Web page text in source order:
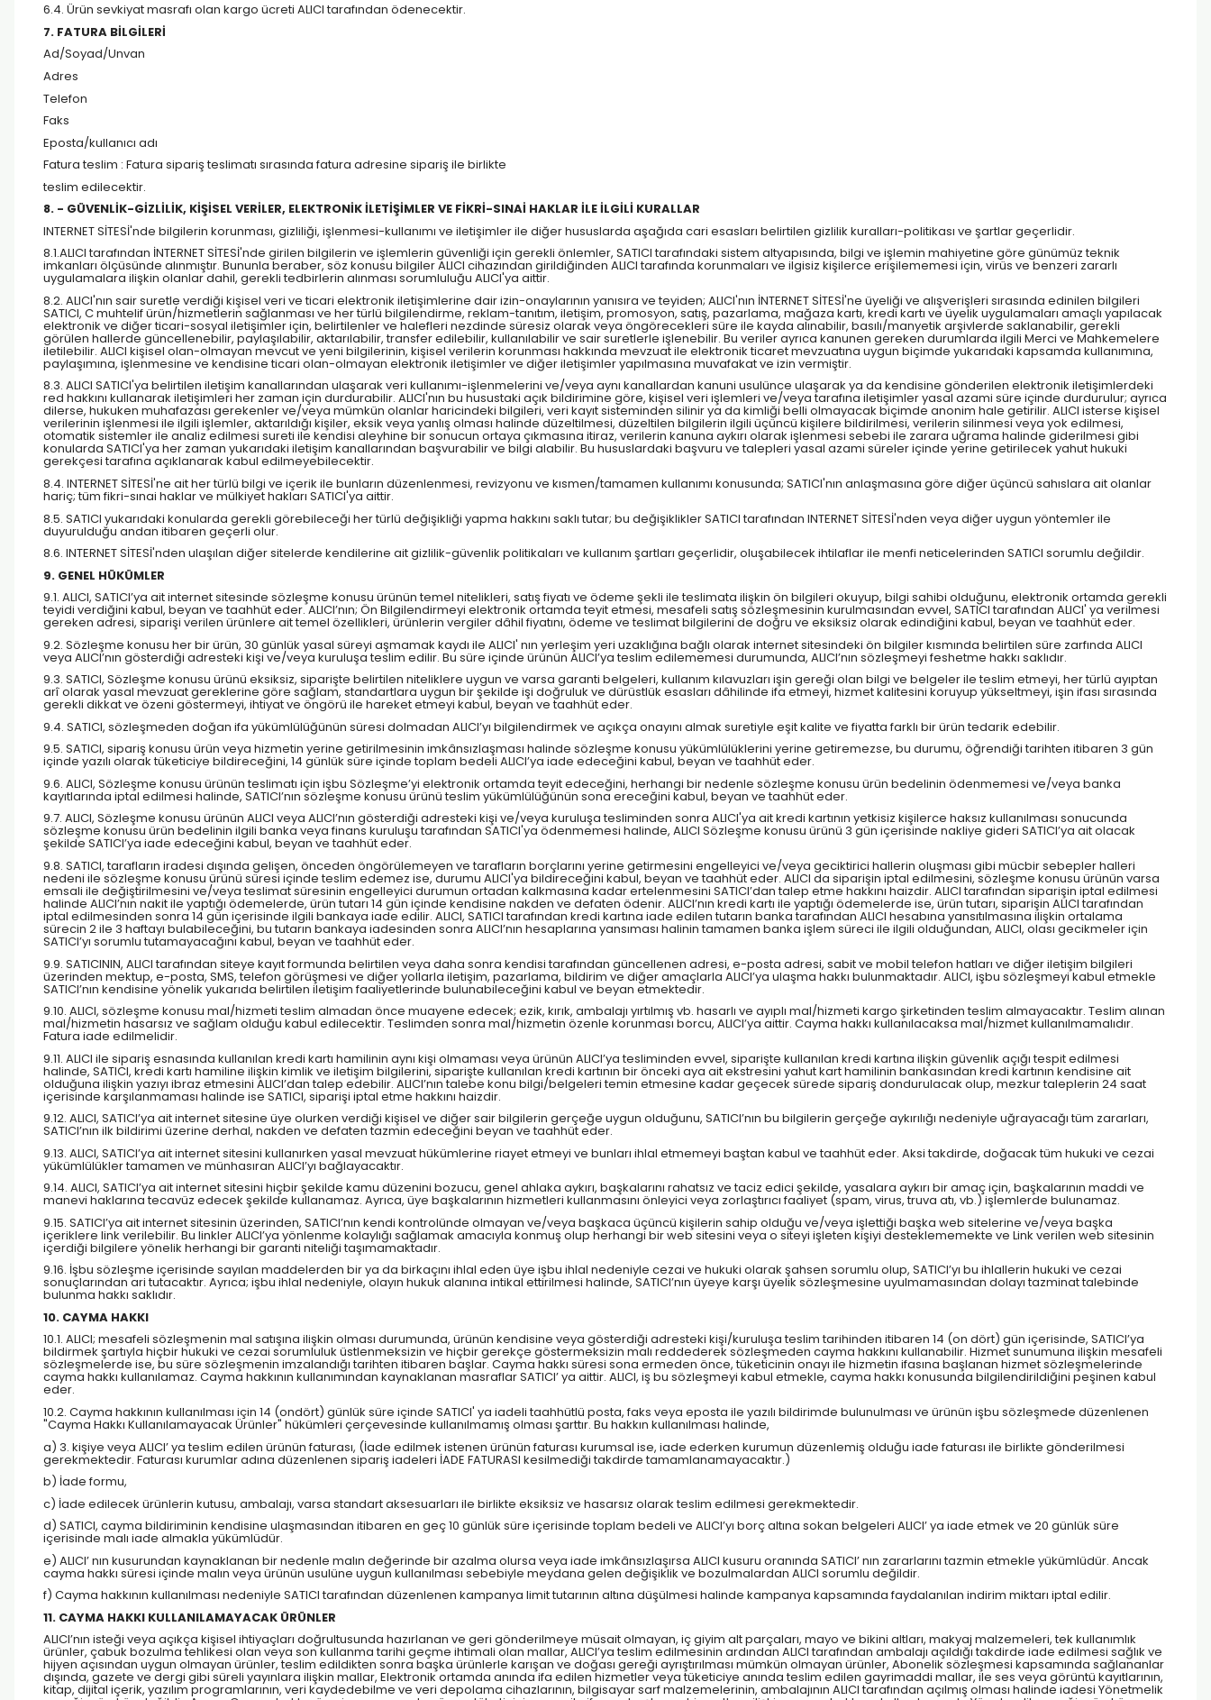
6.4. Ürün sevkiyat masrafı olan kargo ücreti ALICI tarafından ödenecektir.
7. FATURA BİLGİLERİ
Ad/Soyad/Unvan
Adres
Telefon
Faks
Eposta/kullanıcı adı
Fatura teslim : Fatura sipariş teslimatı sırasında fatura adresine sipariş ile birlikte
teslim edilecektir.
8. - GÜVENLİK-GİZLİLİK, KİŞİSEL VERİLER, ELEKTRONİK İLETİŞİMLER VE FİKRİ-SINAİ HAKLAR İLE İLGİLİ KURALLAR
INTERNET SİTESİ'nde bilgilerin korunması, gizliliği, işlenmesi-kullanımı ve iletişimler ile diğer hususlarda aşağıda cari esasları belirtilen gizlilik kuralları-politikası ve şartlar geçerlidir.
8.1.ALICI tarafından İNTERNET SİTESİ'nde girilen bilgilerin ve işlemlerin güvenliği için gerekli önlemler, SATICI tarafındaki sistem altyapısında, bilgi ve işlemin mahiyetine göre günümüz teknik
imkanları ölçüsünde alınmıştır. Bununla beraber, söz konusu bilgiler ALICI cihazından girildiğinden ALICI tarafında korunmaları ve ilgisiz kişilerce erişilememesi için, virüs ve benzeri zararlı
uygulamalara ilişkin olanlar dahil, gerekli tedbirlerin alınması sorumluluğu ALICI'ya aittir.
8.2. ALICI'nın sair suretle verdiği kişisel veri ve ticari elektronik iletişimlerine dair izin-onaylarının yanısıra ve teyiden; ALICI'nın İNTERNET SİTESİ'ne üyeliği ve alışverişleri sırasında edinilen bilgileri
SATICI, C muhtelif ürün/hizmetlerin sağlanması ve her türlü bilgilendirme, reklam-tanıtım, iletişim, promosyon, satış, pazarlama, mağaza kartı, kredi kartı ve üyelik uygulamaları amaçlı yapılacak
elektronik ve diğer ticari-sosyal iletişimler için, belirtilenler ve halefleri nezdinde süresiz olarak veya öngörecekleri süre ile kayda alınabilir, basılı/manyetik arşivlerde saklanabilir, gerekli
görülen hallerde güncellenebilir, paylaşılabilir, aktarılabilir, transfer edilebilir, kullanılabilir ve sair suretlerle işlenebilir. Bu veriler ayrıca kanunen gereken durumlarda ilgili Merci ve Mahkemelere
iletilebilir. ALICI kişisel olan-olmayan mevcut ve yeni bilgilerinin, kişisel verilerin korunması hakkında mevzuat ile elektronik ticaret mevzuatına uygun biçimde yukarıdaki kapsamda kullanımına,
paylaşımına, işlenmesine ve kendisine ticari olan-olmayan elektronik iletişimler ve diğer iletişimler yapılmasına muvafakat ve izin vermiştir.
8.3. ALICI SATICI'ya belirtilen iletişim kanallarından ulaşarak veri kullanımı-işlenmelerini ve/veya aynı kanallardan kanuni usulünce ulaşarak ya da kendisine gönderilen elektronik iletişimlerdeki
red hakkını kullanarak iletişimleri her zaman için durdurabilir. ALICI'nın bu husustaki açık bildirimine göre, kişisel veri işlemleri ve/veya tarafına iletişimler yasal azami süre içinde durdurulur; ayrıca
dilerse, hukuken muhafazası gerekenler ve/veya mümkün olanlar haricindeki bilgileri, veri kayıt sisteminden silinir ya da kimliği belli olmayacak biçimde anonim hale getirilir. ALICI isterse kişisel
verilerinin işlenmesi ile ilgili işlemler, aktarıldığı kişiler, eksik veya yanlış olması halinde düzeltilmesi, düzeltilen bilgilerin ilgili üçüncü kişilere bildirilmesi, verilerin silinmesi veya yok edilmesi,
otomatik sistemler ile analiz edilmesi sureti ile kendisi aleyhine bir sonucun ortaya çıkmasına itiraz, verilerin kanuna aykırı olarak işlenmesi sebebi ile zarara uğrama halinde giderilmesi gibi
konularda SATICI'ya her zaman yukarıdaki iletişim kanallarından başvurabilir ve bilgi alabilir. Bu hususlardaki başvuru ve talepleri yasal azami süreler içinde yerine getirilecek yahut hukuki
gerekçesi tarafına açıklanarak kabul edilmeyebilecektir.
8.4. INTERNET SİTESİ'ne ait her türlü bilgi ve içerik ile bunların düzenlenmesi, revizyonu ve kısmen/tamamen kullanımı konusunda; SATICI'nın anlaşmasına göre diğer üçüncü sahıslara ait olanlar
hariç; tüm fikri-sınai haklar ve mülkiyet hakları SATICI'ya aittir.
8.5. SATICI yukarıdaki konularda gerekli görebileceği her türlü değişikliği yapma hakkını saklı tutar; bu değişiklikler SATICI tarafından INTERNET SİTESİ'nden veya diğer uygun yöntemler ile
duyurulduğu andan itibaren geçerli olur.
8.6. INTERNET SİTESİ'nden ulaşılan diğer sitelerde kendilerine ait gizlilik-güvenlik politikaları ve kullanım şartları geçerlidir, oluşabilecek ihtilaflar ile menfi neticelerinden SATICI sorumlu değildir.
9. GENEL HÜKÜMLER
9.1. ALICI, SATICI’ya ait internet sitesinde sözleşme konusu ürünün temel nitelikleri, satış fiyatı ve ödeme şekli ile teslimata ilişkin ön bilgileri okuyup, bilgi sahibi olduğunu, elektronik ortamda gerekli
teyidi verdiğini kabul, beyan ve taahhüt eder. ALICI’nın; Ön Bilgilendirmeyi elektronik ortamda teyit etmesi, mesafeli satış sözleşmesinin kurulmasından evvel, SATICI tarafından ALICI' ya verilmesi
gereken adresi, siparişi verilen ürünlere ait temel özellikleri, ürünlerin vergiler dâhil fiyatını, ödeme ve teslimat bilgilerini de doğru ve eksiksiz olarak edindiğini kabul, beyan ve taahhüt eder.
9.2. Sözleşme konusu her bir ürün, 30 günlük yasal süreyi aşmamak kaydı ile ALICI' nın yerleşim yeri uzaklığına bağlı olarak internet sitesindeki ön bilgiler kısmında belirtilen süre zarfında ALICI
veya ALICI’nın gösterdiği adresteki kişi ve/veya kuruluşa teslim edilir. Bu süre içinde ürünün ALICI’ya teslim edilememesi durumunda, ALICI’nın sözleşmeyi feshetme hakkı saklıdır.
9.3. SATICI, Sözleşme konusu ürünü eksiksiz, siparişte belirtilen niteliklere uygun ve varsa garanti belgeleri, kullanım kılavuzları işin gereği olan bilgi ve belgeler ile teslim etmeyi, her türlü ayıptan
arî olarak yasal mevzuat gereklerine göre sağlam, standartlara uygun bir şekilde işi doğruluk ve dürüstlük esasları dâhilinde ifa etmeyi, hizmet kalitesini koruyup yükseltmeyi, işin ifası sırasında
gerekli dikkat ve özeni göstermeyi, ihtiyat ve öngörü ile hareket etmeyi kabul, beyan ve taahhüt eder.
9.4. SATICI, sözleşmeden doğan ifa yükümlülüğünün süresi dolmadan ALICI’yı bilgilendirmek ve açıkça onayını almak suretiyle eşit kalite ve fiyatta farklı bir ürün tedarik edebilir.
9.5. SATICI, sipariş konusu ürün veya hizmetin yerine getirilmesinin imkânsızlaşması halinde sözleşme konusu yükümlülüklerini yerine getiremezse, bu durumu, öğrendiği tarihten itibaren 3 gün
içinde yazılı olarak tüketiciye bildireceğini, 14 günlük süre içinde toplam bedeli ALICI’ya iade edeceğini kabul, beyan ve taahhüt eder.
9.6. ALICI, Sözleşme konusu ürünün teslimatı için işbu Sözleşme’yi elektronik ortamda teyit edeceğini, herhangi bir nedenle sözleşme konusu ürün bedelinin ödenmemesi ve/veya banka
kayıtlarında iptal edilmesi halinde, SATICI’nın sözleşme konusu ürünü teslim yükümlülüğünün sona ereceğini kabul, beyan ve taahhüt eder.
9.7. ALICI, Sözleşme konusu ürünün ALICI veya ALICI’nın gösterdiği adresteki kişi ve/veya kuruluşa tesliminden sonra ALICI'ya ait kredi kartının yetkisiz kişilerce haksız kullanılması sonucunda
sözleşme konusu ürün bedelinin ilgili banka veya finans kuruluşu tarafından SATICI'ya ödenmemesi halinde, ALICI Sözleşme konusu ürünü 3 gün içerisinde nakliye gideri SATICI’ya ait olacak
şekilde SATICI’ya iade edeceğini kabul, beyan ve taahhüt eder.
9.8. SATICI, tarafların iradesi dışında gelişen, önceden öngörülemeyen ve tarafların borçlarını yerine getirmesini engelleyici ve/veya geciktirici hallerin oluşması gibi mücbir sebepler halleri
nedeni ile sözleşme konusu ürünü süresi içinde teslim edemez ise, durumu ALICI'ya bildireceğini kabul, beyan ve taahhüt eder. ALICI da siparişin iptal edilmesini, sözleşme konusu ürünün varsa
emsali ile değiştirilmesini ve/veya teslimat süresinin engelleyici durumun ortadan kalkmasına kadar ertelenmesini SATICI’dan talep etme hakkını haizdir. ALICI tarafından siparişin iptal edilmesi
halinde ALICI’nın nakit ile yaptığı ödemelerde, ürün tutarı 14 gün içinde kendisine nakden ve defaten ödenir. ALICI’nın kredi kartı ile yaptığı ödemelerde ise, ürün tutarı, siparişin ALICI tarafından
iptal edilmesinden sonra 14 gün içerisinde ilgili bankaya iade edilir. ALICI, SATICI tarafından kredi kartına iade edilen tutarın banka tarafından ALICI hesabına yansıtılmasına ilişkin ortalama
sürecin 2 ile 3 haftayı bulabileceğini, bu tutarın bankaya iadesinden sonra ALICI’nın hesaplarına yansıması halinin tamamen banka işlem süreci ile ilgili olduğundan, ALICI, olası gecikmeler için
SATICI’yı sorumlu tutamayacağını kabul, beyan ve taahhüt eder.
9.9. SATICININ, ALICI tarafından siteye kayıt formunda belirtilen veya daha sonra kendisi tarafından güncellenen adresi, e-posta adresi, sabit ve mobil telefon hatları ve diğer iletişim bilgileri
üzerinden mektup, e-posta, SMS, telefon görüşmesi ve diğer yollarla iletişim, pazarlama, bildirim ve diğer amaçlarla ALICI’ya ulaşma hakkı bulunmaktadır. ALICI, işbu sözleşmeyi kabul etmekle
SATICI’nın kendisine yönelik yukarıda belirtilen iletişim faaliyetlerinde bulunabileceğini kabul ve beyan etmektedir.
9.10. ALICI, sözleşme konusu mal/hizmeti teslim almadan önce muayene edecek; ezik, kırık, ambalajı yırtılmış vb. hasarlı ve ayıplı mal/hizmeti kargo şirketinden teslim almayacaktır. Teslim alınan
mal/hizmetin hasarsız ve sağlam olduğu kabul edilecektir. Teslimden sonra mal/hizmetin özenle korunması borcu, ALICI’ya aittir. Cayma hakkı kullanılacaksa mal/hizmet kullanılmamalıdır.
Fatura iade edilmelidir.
9.11. ALICI ile sipariş esnasında kullanılan kredi kartı hamilinin aynı kişi olmaması veya ürünün ALICI’ya tesliminden evvel, siparişte kullanılan kredi kartına ilişkin güvenlik açığı tespit edilmesi
halinde, SATICI, kredi kartı hamiline ilişkin kimlik ve iletişim bilgilerini, siparişte kullanılan kredi kartının bir önceki aya ait ekstresini yahut kart hamilinin bankasından kredi kartının kendisine ait
olduğuna ilişkin yazıyı ibraz etmesini ALICI’dan talep edebilir. ALICI’nın talebe konu bilgi/belgeleri temin etmesine kadar geçecek sürede sipariş dondurulacak olup, mezkur taleplerin 24 saat
içerisinde karşılanmaması halinde ise SATICI, siparişi iptal etme hakkını haizdir.
9.12. ALICI, SATICI’ya ait internet sitesine üye olurken verdiği kişisel ve diğer sair bilgilerin gerçeğe uygun olduğunu, SATICI’nın bu bilgilerin gerçeğe aykırılığı nedeniyle uğrayacağı tüm zararları,
SATICI’nın ilk bildirimi üzerine derhal, nakden ve defaten tazmin edeceğini beyan ve taahhüt eder.
9.13. ALICI, SATICI’ya ait internet sitesini kullanırken yasal mevzuat hükümlerine riayet etmeyi ve bunları ihlal etmemeyi baştan kabul ve taahhüt eder. Aksi takdirde, doğacak tüm hukuki ve cezai
yükümlülükler tamamen ve münhasıran ALICI’yı bağlayacaktır.
9.14. ALICI, SATICI’ya ait internet sitesini hiçbir şekilde kamu düzenini bozucu, genel ahlaka aykırı, başkalarını rahatsız ve taciz edici şekilde, yasalara aykırı bir amaç için, başkalarının maddi ve
manevi haklarına tecavüz edecek şekilde kullanamaz. Ayrıca, üye başkalarının hizmetleri kullanmasını önleyici veya zorlaştırıcı faaliyet (spam, virus, truva atı, vb.) işlemlerde bulunamaz.
9.15. SATICI’ya ait internet sitesinin üzerinden, SATICI’nın kendi kontrolünde olmayan ve/veya başkaca üçüncü kişilerin sahip olduğu ve/veya işlettiği başka web sitelerine ve/veya başka
içeriklere link verilebilir. Bu linkler ALICI’ya yönlenme kolaylığı sağlamak amacıyla konmuş olup herhangi bir web sitesini veya o siteyi işleten kişiyi desteklememekte ve Link verilen web sitesinin
içerdiği bilgilere yönelik herhangi bir garanti niteliği taşımamaktadır.
9.16. İşbu sözleşme içerisinde sayılan maddelerden bir ya da birkaçını ihlal eden üye işbu ihlal nedeniyle cezai ve hukuki olarak şahsen sorumlu olup, SATICI’yı bu ihlallerin hukuki ve cezai
sonuçlarından ari tutacaktır. Ayrıca; işbu ihlal nedeniyle, olayın hukuk alanına intikal ettirilmesi halinde, SATICI’nın üyeye karşı üyelik sözleşmesine uyulmamasından dolayı tazminat talebinde
bulunma hakkı saklıdır.
10. CAYMA HAKKI
10.1. ALICI; mesafeli sözleşmenin mal satışına ilişkin olması durumunda, ürünün kendisine veya gösterdiği adresteki kişi/kuruluşa teslim tarihinden itibaren 14 (on dört) gün içerisinde, SATICI’ya
bildirmek şartıyla hiçbir hukuki ve cezai sorumluluk üstlenmeksizin ve hiçbir gerekçe göstermeksizin malı reddederek sözleşmeden cayma hakkını kullanabilir. Hizmet sunumuna ilişkin mesafeli
sözleşmelerde ise, bu süre sözleşmenin imzalandığı tarihten itibaren başlar. Cayma hakkı süresi sona ermeden önce, tüketicinin onayı ile hizmetin ifasına başlanan hizmet sözleşmelerinde
cayma hakkı kullanılamaz. Cayma hakkının kullanımından kaynaklanan masraflar SATICI’ ya aittir. ALICI, iş bu sözleşmeyi kabul etmekle, cayma hakkı konusunda bilgilendirildiğini peşinen kabul
eder.
10.2. Cayma hakkının kullanılması için 14 (ondört) günlük süre içinde SATICI' ya iadeli taahhütlü posta, faks veya eposta ile yazılı bildirimde bulunulması ve ürünün işbu sözleşmede düzenlenen
"Cayma Hakkı Kullanılamayacak Ürünler" hükümleri çerçevesinde kullanılmamış olması şarttır. Bu hakkın kullanılması halinde,
a) 3. kişiye veya ALICI’ ya teslim edilen ürünün faturası, (İade edilmek istenen ürünün faturası kurumsal ise, iade ederken kurumun düzenlemiş olduğu iade faturası ile birlikte gönderilmesi
gerekmektedir. Faturası kurumlar adına düzenlenen sipariş iadeleri İADE FATURASI kesilmediği takdirde tamamlanamayacaktır.)
b) İade formu,
c) İade edilecek ürünlerin kutusu, ambalajı, varsa standart aksesuarları ile birlikte eksiksiz ve hasarsız olarak teslim edilmesi gerekmektedir.
d) SATICI, cayma bildiriminin kendisine ulaşmasından itibaren en geç 10 günlük süre içerisinde toplam bedeli ve ALICI’yı borç altına sokan belgeleri ALICI’ ya iade etmek ve 20 günlük süre
içerisinde malı iade almakla yükümlüdür.
e) ALICI’ nın kusurundan kaynaklanan bir nedenle malın değerinde bir azalma olursa veya iade imkânsızlaşırsa ALICI kusuru oranında SATICI’ nın zararlarını tazmin etmekle yükümlüdür. Ancak
cayma hakkı süresi içinde malın veya ürünün usulüne uygun kullanılması sebebiyle meydana gelen değişiklik ve bozulmalardan ALICI sorumlu değildir.
f) Cayma hakkının kullanılması nedeniyle SATICI tarafından düzenlenen kampanya limit tutarının altına düşülmesi halinde kampanya kapsamında faydalanılan indirim miktarı iptal edilir.
11. CAYMA HAKKI KULLANILAMAYACAK ÜRÜNLER
ALICI’nın isteği veya açıkça kişisel ihtiyaçları doğrultusunda hazırlanan ve geri gönderilmeye müsait olmayan, iç giyim alt parçaları, mayo ve bikini altları, makyaj malzemeleri, tek kullanımlık
ürünler, çabuk bozulma tehlikesi olan veya son kullanma tarihi geçme ihtimali olan mallar, ALICI’ya teslim edilmesinin ardından ALICI tarafından ambalajı açıldığı takdirde iade edilmesi sağlık ve
hijyen açısından uygun olmayan ürünler, teslim edildikten sonra başka ürünlerle karışan ve doğası gereği ayrıştırılması mümkün olmayan ürünler, Abonelik sözleşmesi kapsamında sağlananlar
dışında, gazete ve dergi gibi süreli yayınlara ilişkin mallar, Elektronik ortamda anında ifa edilen hizmetler veya tüketiciye anında teslim edilen gayrimaddi mallar, ile ses veya görüntü kayıtlarının,
kitap, dijital içerik, yazılım programlarının, veri kaydedebilme ve veri depolama cihazlarının, bilgisayar sarf malzemelerinin, ambalajının ALICI tarafından açılmış olması halinde iadesi Yönetmelik